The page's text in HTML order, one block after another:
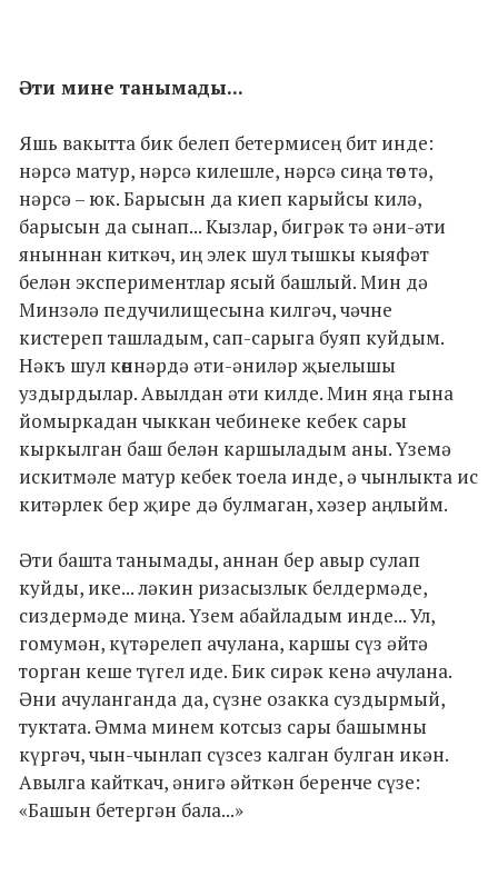
Әти мине танымады...
Яшь вакытта бик белеп бетермисең бит инде:
нәрсә матур, нәрсә килешле, нәрсә сиңа төс тә,
нәрсә – юк. Барысын да киеп карыйсы килә,
барысын да сынап... Кызлар, бигрәк тә әни-әти
яныннан киткәч, иң элек шул тышкы кыяфәт
белән экспериментлар ясый башлый. Мин дә
Минзәлә педучилищесына килгәч, чәчне
кистереп ташладым, сап-сарыга буяп куйдым.
Нәкъ шул көннәрдә әти-әниләр җыелышы
уздырдылар. Авылдан әти килде. Мин яңа гына
йомыркадан чыккан чебинеке кебек сары
кыркылган баш белән каршыладым аны. Үземә
искитмәле матур кебек тоела инде, ә чынлыкта ис
китәрлек бер җире дә булмаган, хәзер аңлыйм.
Әти башта танымады, аннан бер авыр сулап
куйды, ике... ләкин ризасызлык белдермәде,
сиздермәде миңа. Үзем абайладым инде... Ул,
гомумән, күтәрелеп ачулана, каршы сүз әйтә
торган кеше түгел иде. Бик сирәк кенә ачулана.
Әни ачуланганда да, сүзне озакка суздырмый,
туктата. Әмма минем котсыз сары башымны
күргәч, чын-чынлап сүзсез калган булган икән.
Авылга кайткач, әнигә әйткән беренче сүзе:
«Башын бетергән бала...»